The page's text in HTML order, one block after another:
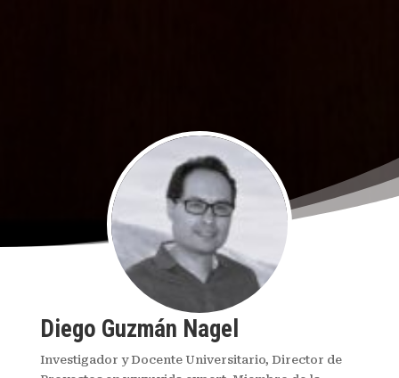
Diego Guzmán Nagel
Investigador y Docente Universitario, Director de